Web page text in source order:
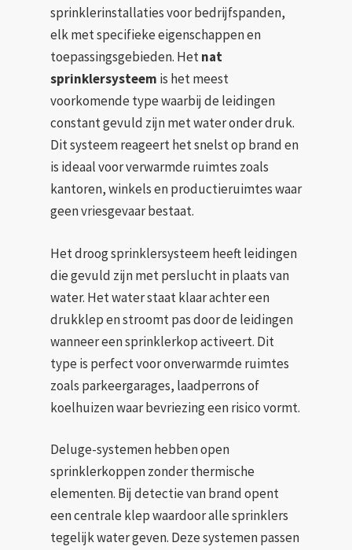
sprinklerinstallaties voor bedrijfspanden,
elk met specifieke eigenschappen en
toepassingsgebieden. Hetnat
sprinklersysteem is het meest
voorkomende type waarbij de leidingen
constant gevuld zijn met water onder druk.
Dit systeem reageert het snelst op brand en
is ideaal voor verwarmde ruimtes zoals
kantoren, winkels en productieruimtes waar
geen vriesgevaar bestaat.
Het droog sprinklersysteem heeft leidingen
die gevuld zijn met perslucht in plaats van
water. Het water staat klaar achter een
drukklep en stroomt pas door de leidingen
wanneer een sprinklerkop activeert. Dit
type is perfect voor onverwarmde ruimtes
zoals parkeergarages, laadperrons of
koelhuizen waar bevriezing een risico vormt.
Deluge-systemen hebben open
sprinklerkoppen zonder thermische
elementen. Bij detectie van brand opent
een centrale klep waardoor alle sprinklers
tegelijk water geven. Deze systemen passen